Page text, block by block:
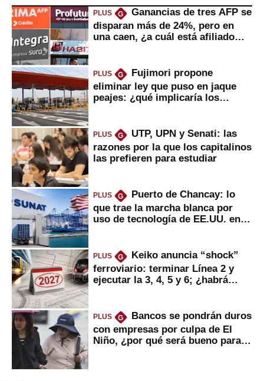
PLUS G
Ganancias de tres AFP se
disparan más de 24%, pero en
una caen, ¿a cuál está afiliado
PLUS G
Fujimori propone
eliminar ley que puso en jaque
peajes: ¿qué implicaría los
PLUS G
UTP, UPN y Senati: las
razones por la que los capitalinos
las prefieren para estudiar
PLUS G
Puerto de Chancay: lo
que trae la marcha blanca por
uso de tecnología de EE.UU. en
PLUS G
Keiko anuncia “shock”
ferroviario: terminar Línea 2 y
ejecutar la 3, 4, 5 y 6; ¿habrá
PLUS G
Bancos se pondrán duros
con empresas por culpa de El
Niño, ¿por qué será bueno para